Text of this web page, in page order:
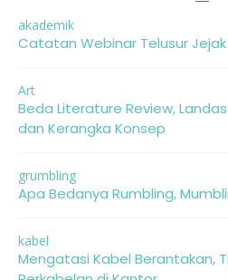
akademik
Catatan Webinar Telusur
Art
Beda Literature Review,
dan Kerangka Konsep
grumbling
Apa Bedanya Rumbling,
kabel
Mengatasi Kabel Berantakan,